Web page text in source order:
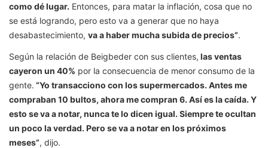
como dé lugar. Entonces, para matar la inflación, cosa que no
se está logrando, pero esto va a generar que no haya
desabastecimiento, va a haber mucha subida de precios”.
Según la relación de Beigbeder con sus clientes, las ventas
cayeron un 40% por la consecuencia de menor consumo de la
gente. “Yo transacciono con los supermercados. Antes me
compraban 10 bultos, ahora me compran 6. Así es la caída. Y
esto se va a notar, nunca te lo dicen igual. Siempre te ocultan
un poco la verdad. Pero se va a notar en los próximos
meses”, dijo.